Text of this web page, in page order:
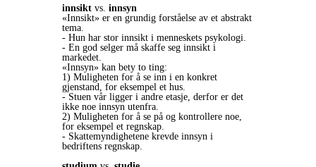
innsikt vs. innsyn
«Innsikt» er en grundig forståelse av et abstrakt
tema.
- Hun har stor innsikt i menneskets psykologi.
- En god selger må skaffe seg innsikt i
markedet.
«Innsyn» kan bety to ting:
1) Muligheten for å se inn i en konkret
gjenstand, for eksempel et hus.
- Stuen vår ligger i andre etasje, derfor er det
ikke noe innsyn utenfra.
2) Muligheten for å se på og kontrollere noe,
for eksempel et regnskap.
- Skattemyndighetene krevde innsyn i
bedriftens regnskap.